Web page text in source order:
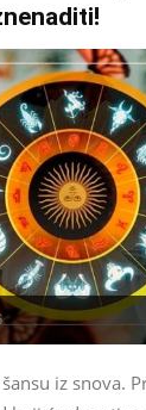
iz snova.